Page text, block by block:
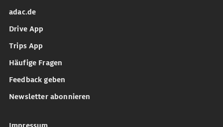
adac.de
Drive App
Trips App
Häufige Fragen
Feedback geben
Newsletter abonnieren